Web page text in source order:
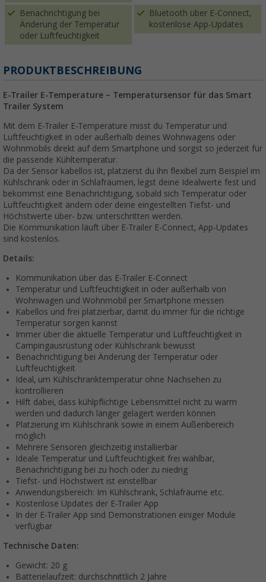
Benachrichtigung bei
Änderung der Temperatur
oder Luftfeuchtigkeit
Bluetooth über E-Connect,
kostenlose App-Updates
PRODUKTBESCHREIBUNG
E-Trailer E-Temperature – Temperatursensor für das Smart
Trailer System
Mit dem E-Trailer E-Temperature misst du Temperatur und
Luftfeuchtigkeit in oder außerhalb deines Wohnwagens oder
Wohnmobils direkt auf dem Smartphone und sorgst so jederzeit für
die passende Kühltemperatur.
Da der Sensor kabellos ist, platzierst du ihn flexibel zum Beispiel im
Kühlschrank oder in Schlafräumen, legst deine Idealwerte fest und
bekommst eine Benachrichtigung, sobald sich Temperatur oder
Luftfeuchtigkeit ändern oder deine eingestellten Tiefst- und
Höchstwerte über- bzw. unterschritten werden.
Die Kommunikation läuft über E-Trailer E-Connect, App-Updates
sind kostenlos.
Details:
Kommunikation über das E-Trailer E-Connect
Temperatur und Luftfeuchtigkeit in oder außerhalb von
Wohnwagen und Wohnmobil per Smartphone messen
Kabellos und frei platzierbar, damit du immer für die richtige
Temperatur sorgen kannst
Immer über die aktuelle Temperatur und Luftfeuchtigkeit in
Campingausrüstung oder Kühlschrank bewusst
Benachrichtigung bei Änderung der Temperatur oder
Luftfeuchtigkeit
Ideal, um Kühlschranktemperatur ohne Nachsehen zu
kontrollieren
Hilft dabei, dass kühlpflichtige Lebensmittel nicht zu warm
werden und dadurch länger gelagert werden können
Platzierung im Kühlschrank sowie in einem Außenbereich
möglich
Mehrere Sensoren gleichzeitig installierbar
Ideale Temperatur und Luftfeuchtigkeit frei wählbar,
Benachrichtigung bei zu hoch oder zu niedrig
Tiefst- und Höchstwert ist einstellbar
Anwendungsbereich: Im Kühlschrank, Schlafräume etc.
Kostenlose Updates der E-Trailer App
In der E-Trailer App sind Demonstrationen einiger Module
verfügbar
Technische Daten:
Gewicht: 20 g
Batterielaufzeit: durchschnittlich 2 Jahre